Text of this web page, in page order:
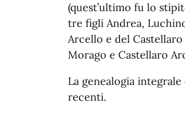
(quest’ultimo fu lo
tre figli Andrea,
Arcello e del
Morago e Castellaro
La genealogia
recenti.